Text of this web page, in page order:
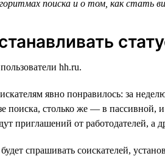
поиска и о том, как стать
hh.ru.
явно понравилось: за
поиска, столько же — в пассивной,
приглашений от работодателей, а
спрашивать соискателей,